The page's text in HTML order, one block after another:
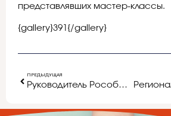
представлявших мастер-классы.
{gallery}391{/gallery}
ПРЕДЫДУЩАЯ
Руководитель Рособрнадзора рассказал о планах проведения НИКО и ВПР по истории